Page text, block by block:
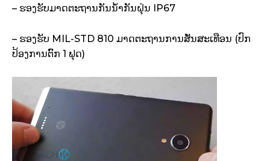
– ຮອງຮັບມາດຕະຖານກັນນ້ຳກັນຝຸ່ນ IP67
– ຮອງຮັບ MIL-STD 810 ມາດຕະຖານການສັ່ນສະເທືອນ (ປົກ
ປ້ອງການຕົົກ 1 ຟຸດ)